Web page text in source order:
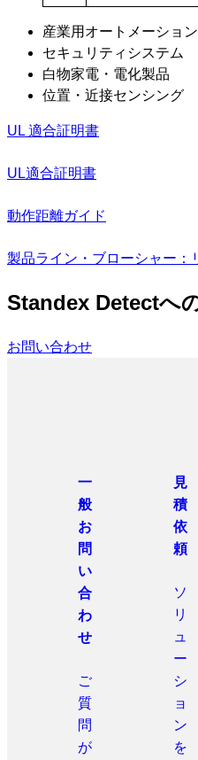
産業用オートメーション
セキュリティシステム
白物家電・電化製品
位置・近接センシング
UL 適合証明書
UL適合証明書
動作距離ガイド
製品ライン・ブローシャー：
Standex Detectへ
お問い合わせ
一
般
お
問
い
合
わ
せ
ご
質
問
が
見
積
依
頼
ソ
リ
ュ
ー
シ
ョ
ン
を